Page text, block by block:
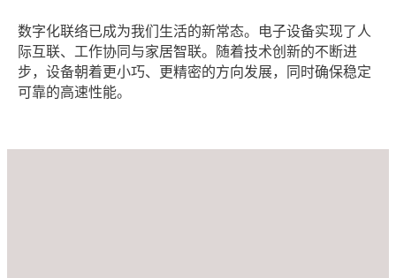
数字化联络已成为我们生活的新常态。电子设备实现了人
际互联、工作协同与家居智联。随着技术创新的不断进
步，设备朝着更小巧、更精密的方向发展，同时确保稳定
可靠的高速性能。